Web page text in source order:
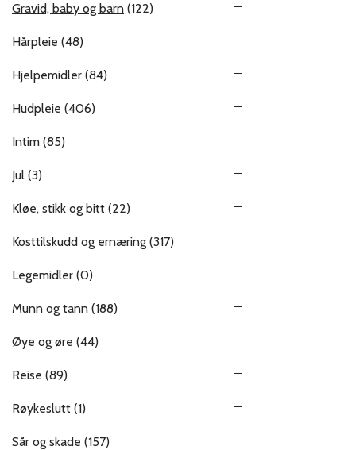
Gravid, baby og barn (122)
Hårpleie (48)
Hjelpemidler (84)
Hudpleie (406)
Intim (85)
Jul (3)
Kløe, stikk og bitt (22)
Kosttilskudd og ernæring (317)
Legemidler (0)
Munn og tann (188)
Øye og øre (44)
Reise (89)
Røykeslutt (1)
Sår og skade (157)